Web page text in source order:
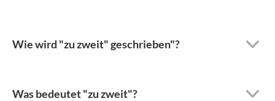
Wie wird "zu zweit" geschrieben"?
Was bedeutet "zu zweit"?